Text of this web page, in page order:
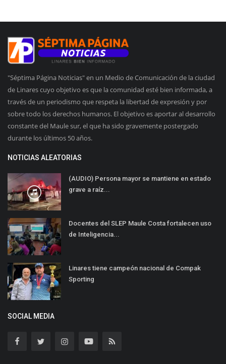
"Séptima Página Noticias" en un Medio de Comunicación de la ciudad
de Linares cuyo objetivo es que la comunidad esté bien informada, a
través de un periodismo que respeta la libertad de expresión y por
sobre todo los derechos humanos. El objetivo es aportar al desarrollo
constante del Maule sur, el que ha sido gravemente postergado
durante los últimos 50 años.
NOTICIAS ALEATORIAS
(AUDIO) Persona mayor se mantiene en estado
grave a raíz...
Docentes del SLEP Maule Costa fortalecen uso
de Inteligencia...
Linares tiene campeón nacional de Compak
Sporting
SOCIAL MEDIA